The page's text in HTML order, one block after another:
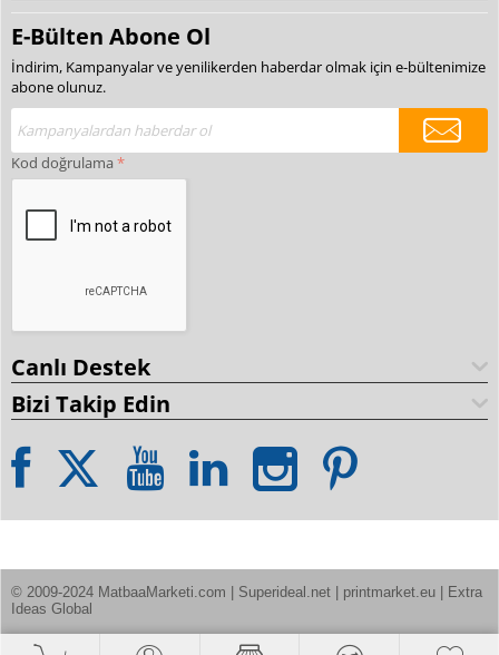
E-Bülten Abone Ol
İndirim, Kampanyalar ve yenilikerden haberdar olmak için e-bültenimize
abone olunuz.
Kod doğrulama
Canlı Destek
Bizi Takip Edin
© 2009-2024 MatbaaMarketi.com | Superideal.net | printmarket.eu | Extra
Ideas Global